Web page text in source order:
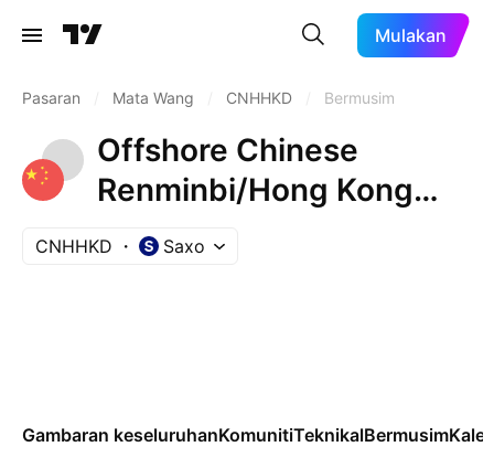
Mulakan
Pasaran Mata Wang CNHHKD Bermusim
Offshore Chinese
Renminbi/Hong Kong
Dollar
CNHHKD Saxo
Gambaran keseluruhanKomunitiTeknikalBermusim